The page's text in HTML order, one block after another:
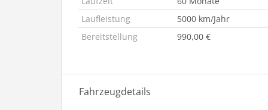
Laufleistung
5000 km/Jahr
Bereitstellung
990,00 €
Fahrzeugdetails